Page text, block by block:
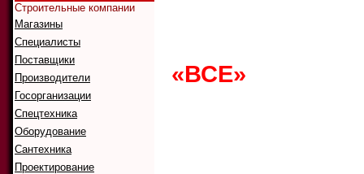
«ВСЕ»
Строительные компании
Магазины
Специалисты
Поставщики
Производители
Госорганизации
Спецтехника
Оборудование
Сантехника
Проектирование